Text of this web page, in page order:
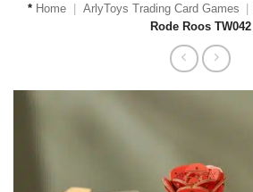
* Home ArlyToys Trading Card Games
Rode Roos TW042